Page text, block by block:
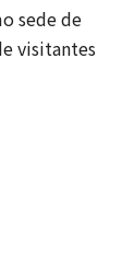
sede de
visitantes